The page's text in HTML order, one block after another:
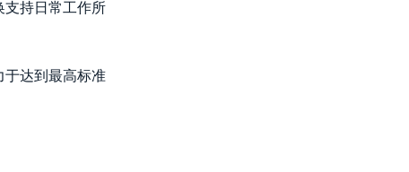
支持日常工作所
达到最高标准